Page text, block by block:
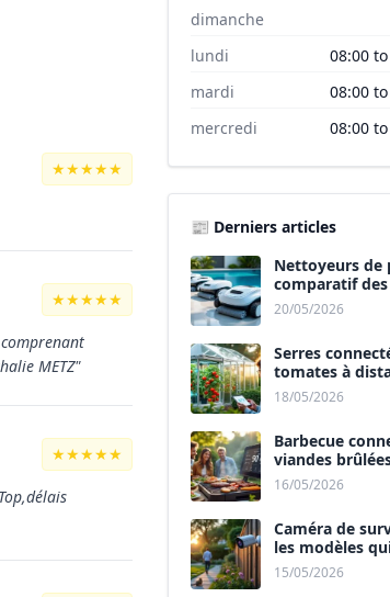
★★★★★
★★★★★
METZ"
★★★★★
dimanche
lundi
08:00
mardi
08:00
mercredi
08:00
📰 Derniers articles
Nettoyeurs de
comparatif
2026.
20/05/2026
Serres
tomates à
révolution ?
18/05/2026
Barbecue
viandes
16/05/2026
Caméra de
les modèles
humains des
15/05/2026